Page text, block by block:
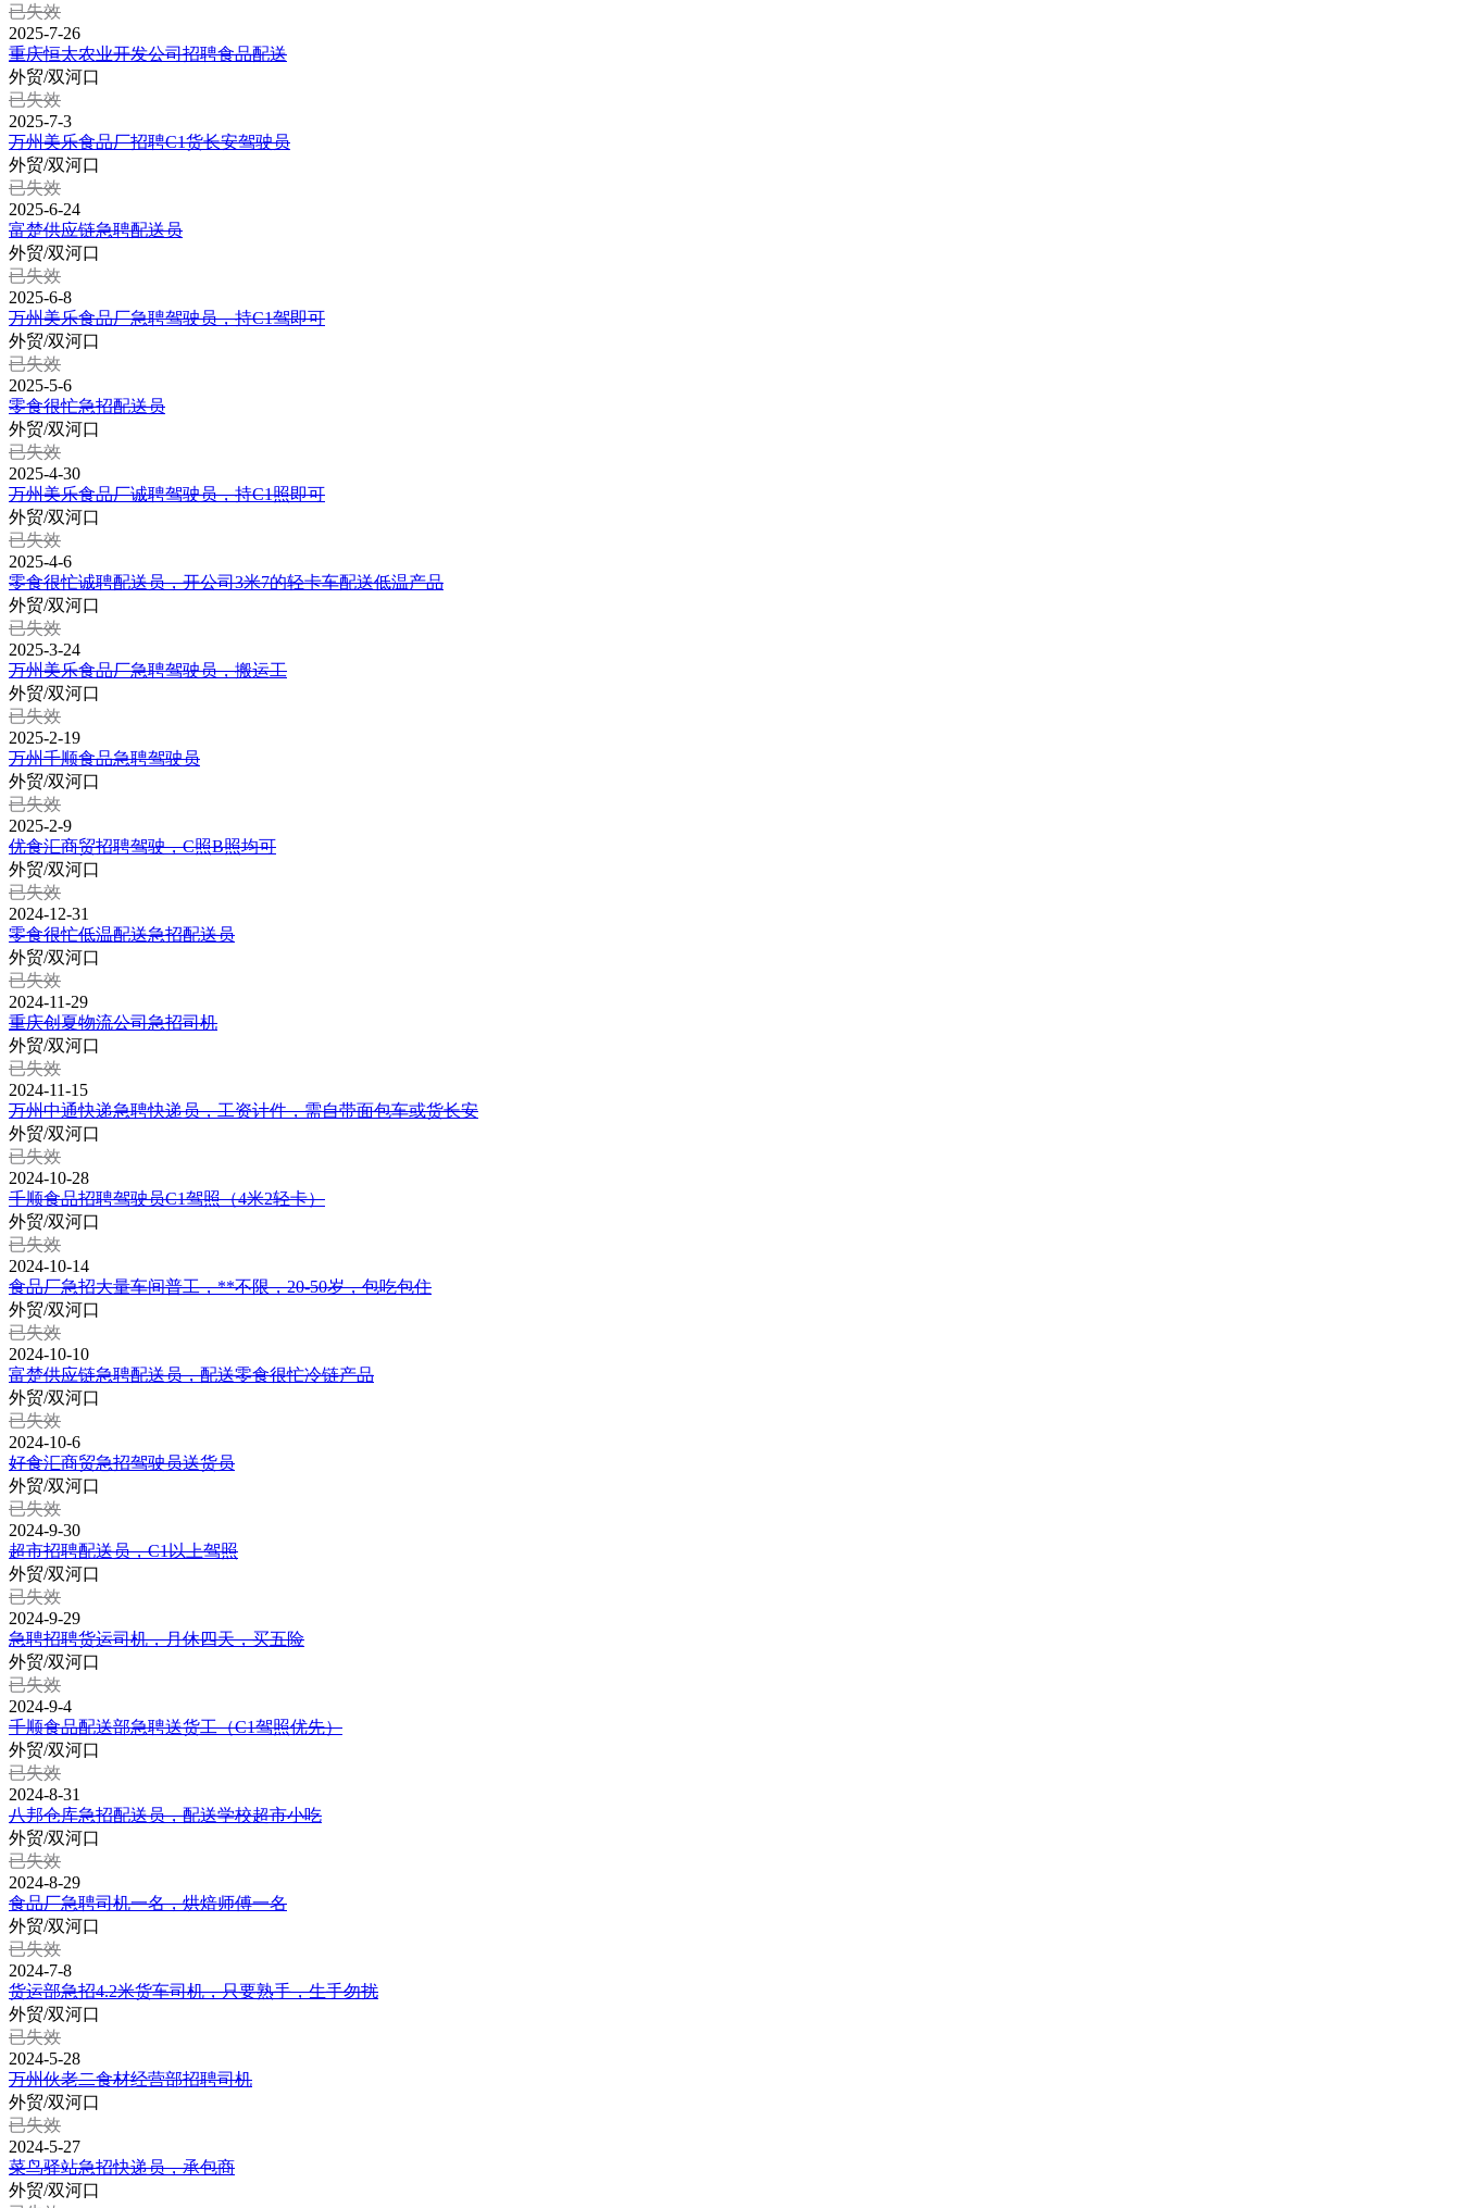
已失效
2025-7-26
重庆恒太农业开发公司招聘食品配送
外贸/双河口
已失效
2025-7-3
万州美乐食品厂招聘C1货长安驾驶员
外贸/双河口
已失效
2025-6-24
富楚供应链急聘配送员
外贸/双河口
已失效
2025-6-8
万州美乐食品厂急聘驾驶员，持C1驾即可
外贸/双河口
已失效
2025-5-6
零食很忙急招配送员
外贸/双河口
已失效
2025-4-30
万州美乐食品厂诚聘驾驶员，持C1照即可
外贸/双河口
已失效
2025-4-6
零食很忙诚聘配送员，开公司3米7的轻卡车配送低温产品
外贸/双河口
已失效
2025-3-24
万州美乐食品厂急聘驾驶员，搬运工
外贸/双河口
已失效
2025-2-19
万州千顺食品急聘驾驶员
外贸/双河口
已失效
2025-2-9
优食汇商贸招聘驾驶，C照B照均可
外贸/双河口
已失效
2024-12-31
零食很忙低温配送急招配送员
外贸/双河口
已失效
2024-11-29
重庆创夏物流公司急招司机
外贸/双河口
已失效
2024-11-15
万州中通快递急聘快递员，工资计件，需自带面包车或货长安
外贸/双河口
已失效
2024-10-28
千顺食品招聘驾驶员C1驾照（4米2轻卡）
外贸/双河口
已失效
2024-10-14
食品厂急招大量车间普工，**不限，20-50岁，包吃包住
外贸/双河口
已失效
2024-10-10
富楚供应链急聘配送员，配送零食很忙冷链产品
外贸/双河口
已失效
2024-10-6
好食汇商贸急招驾驶员送货员
外贸/双河口
已失效
2024-9-30
超市招聘配送员，C1以上驾照
外贸/双河口
已失效
2024-9-29
急聘招聘货运司机，月休四天，买五险
外贸/双河口
已失效
2024-9-4
千顺食品配送部急聘送货工（C1驾照优先）
外贸/双河口
已失效
2024-8-31
八邦仓库急招配送员，配送学校超市小吃
外贸/双河口
已失效
2024-8-29
食品厂急聘司机一名，烘焙师傅一名
外贸/双河口
已失效
2024-7-8
货运部急招4.2米货车司机，只要熟手，生手勿扰
外贸/双河口
已失效
2024-5-28
万州伙老二食材经营部招聘司机
外贸/双河口
已失效
2024-5-27
菜鸟驿站急招快递员，承包商
外贸/双河口